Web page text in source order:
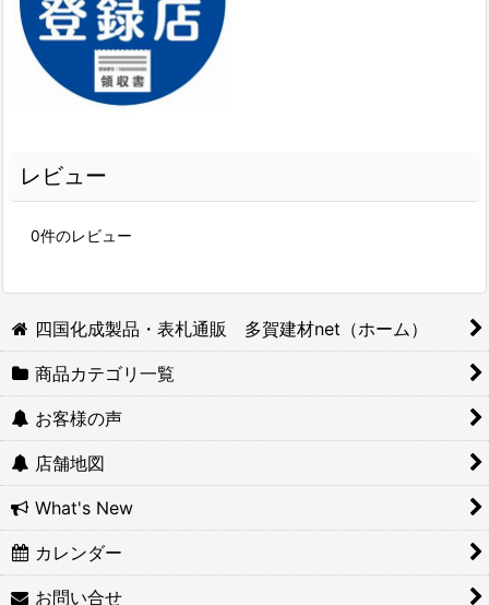
レビュー
0件のレビュー
四国化成製品・表札通販 多賀建材net（ホーム）
商品カテゴリ一覧
お客様の声
店舗地図
What's New
カレンダー
お問い合せ